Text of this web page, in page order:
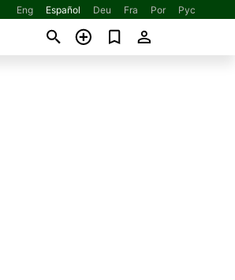
Eng Español Deu Fra Por Рус